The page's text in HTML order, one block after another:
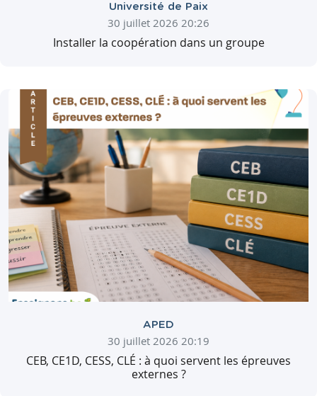
Université de Paix
30 juillet 2026 20:26
Installer la coopération dans un groupe
APED
30 juillet 2026 20:19
CEB, CE1D, CESS, CLÉ : à quoi servent les épreuves
externes ?